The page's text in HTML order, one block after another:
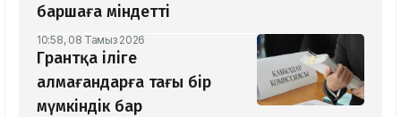
баршаға міндетті
10:58, 08 Тамыз 2026
Грантқа іліге
алмағандарға тағы бір
мүмкіндік бар